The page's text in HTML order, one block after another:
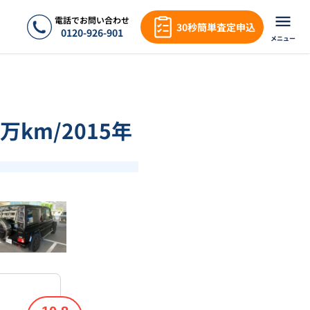
電話でお問い合わせ
0120-926-901 30秒簡単査定申込
メニュー
km/2015年
1/18